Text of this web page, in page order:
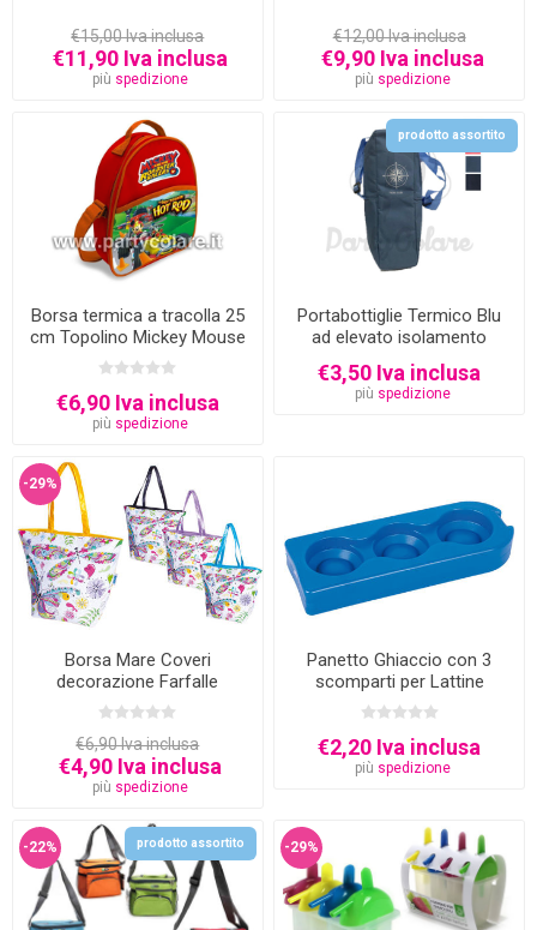
€15,00 Iva inclusa
€11,90 Iva inclusa
più spedizione
€12,00 Iva inclusa
€9,90 Iva inclusa
più spedizione
Borsa termica a tracolla 25
cm Topolino Mickey Mouse
€6,90 Iva inclusa
più spedizione
prodotto assortito
Portabottiglie Termico Blu
ad elevato isolamento
termico
€3,50 Iva inclusa
più spedizione
-29%
Borsa Mare Coveri
decorazione Farfalle
€6,90 Iva inclusa
€4,90 Iva inclusa
più spedizione
Panetto Ghiaccio con 3
scomparti per Lattine
28x10x4 cm - 650 grammi
€2,20 Iva inclusa
più spedizione
prodotto assortito
-22% -29%